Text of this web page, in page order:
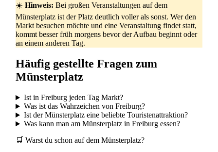
☀️ Hinweis: Bei großen Veranstaltungen auf dem
Münsterplatz ist der Platz deutlich voller als sonst. Wer den
Markt besuchen möchte und eine Veranstaltung findet statt,
kommt besser früh morgens bevor der Aufbau beginnt oder
an einem anderen Tag.
Häufig gestellte Fragen zum
Münsterplatz
Ist in Freiburg jeden Tag Markt?
Was ist das Wahrzeichen von Freiburg?
Ist der Münsterplatz eine beliebte Touristenattraktion?
Was kann man am Münsterplatz in Freiburg essen?
🛒 Warst du schon auf dem Münsterplatz?